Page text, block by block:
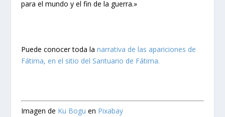
para el mundo y el fin de la guerra.»
Puede conocer toda lanarrativa de las apariciones de
Fátima, en el sitio del Santuario de Fátima.
Imagen de Ku Bogu en Pixabay